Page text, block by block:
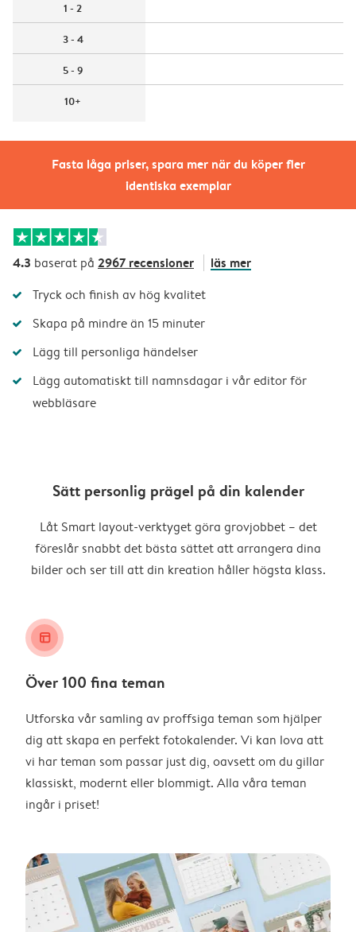
Fasta låga priser, spara mer när du köper fler
identiska exemplar
1 - 2
3 - 4
5 - 9
10+
4.3 baserat på 2967 recensioner läs mer
Tryck och finish av hög kvalitet
Skapa på mindre än 15 minuter
Lägg till personliga händelser
Lägg automatiskt till namnsdagar i vår editor för
webbläsare
Sätt personlig prägel på din kalender
Låt Smart layout-verktyget göra grovjobbet – det
föreslår snabbt det bästa sättet att arrangera dina
bilder och ser till att din kreation håller högsta klass.
layout_alt
Över 100 fina teman
Utforska vår samling av proffsiga teman som hjälper
dig att skapa en perfekt fotokalender. Vi kan lova att
vi har teman som passar just dig, oavsett om du gillar
klassiskt, modernt eller blommigt. Alla våra teman
ingår i priset!